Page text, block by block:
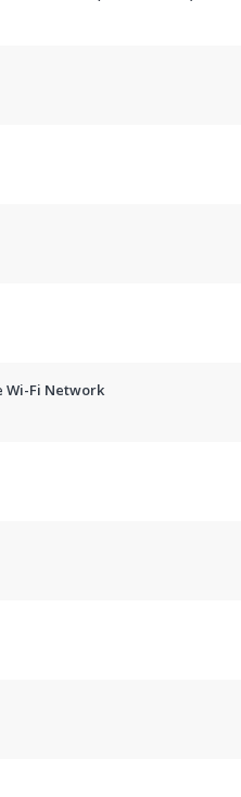
Wi-Fi Network